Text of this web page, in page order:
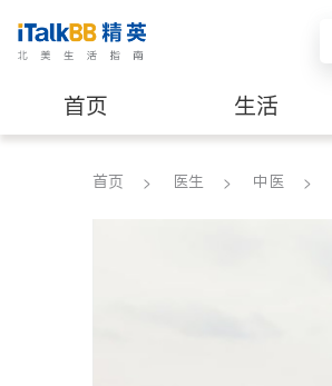
首页 生活
养老 非盈利组织
首页 医生 中医